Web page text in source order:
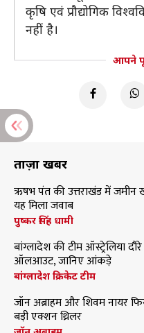
कृषि एवं प्रौद्योगिक
नहीं है।
आपने
ताज़ा खबरें
ऋषभ पंत की उत्तराखंड में जमीन
यह मिला जवाब
पुष्कर सिंह धामी
बांग्लादेश की टीम ऑस्ट्रेलिया
ऑलआउट, जानिए आंकड़े
बांग्लादेश क्रिकेट टीम
जॉन अब्राहम और शिवम नायर
बड़ी एक्शन थ्रिलर